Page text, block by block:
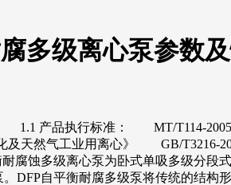
多级离心泵参数
1.1 产品执行标准： MT/T114-
天然气工业用离心》 GB/T3216-
蚀多级离心泵为卧式单吸多级分段
DFP自平衡耐腐多级泵将传统的结